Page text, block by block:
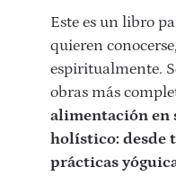
Este es un libro
quieren
espiritualmente.
obras más
alimentación en
holístico: desde
prácticas